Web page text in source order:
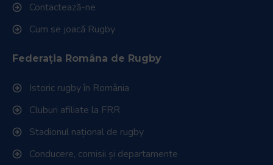
Contactează-ne
Cum se joacă Rugby
Federația Româna de Rugby
Istoric rugby în România
Cluburi afiliate la FRR
Stadionul național de rugby
Conducere, comisii și departamente